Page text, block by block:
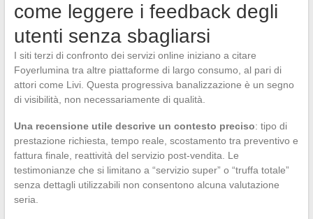
come leggere i feedback degli
utenti senza sbagliarsi
I siti terzi di confronto dei servizi online iniziano a citare
Foyerlumina tra altre piattaforme di largo consumo, al pari di
attori come Livi. Questa progressiva banalizzazione è un segno
di visibilità, non necessariamente di qualità.
Una recensione utile descrive un contesto preciso: tipo di
prestazione richiesta, tempo reale, scostamento tra preventivo e
fattura finale, reattività del servizio post-vendita. Le
testimonianze che si limitano a “servizio super” o “truffa totale”
senza dettagli utilizzabili non consentono alcuna valutazione
seria.